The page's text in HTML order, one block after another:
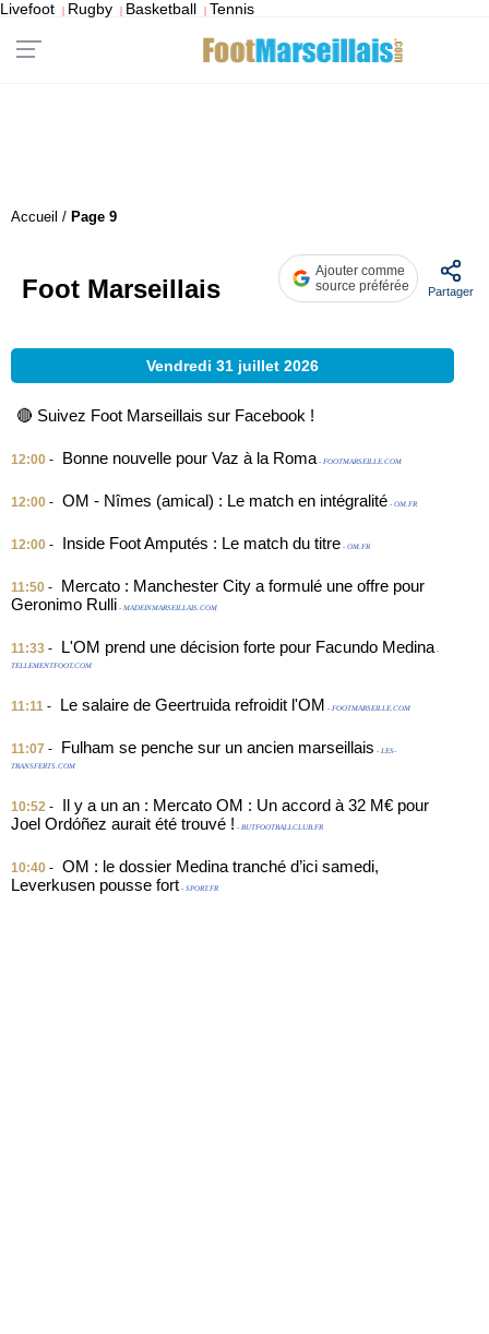
Livefoot | Rugby | Basketball | Tennis
Accueil / Page 9
Foot Marseillais
Ajouter comme
source préférée
Partager
Vendredi 31 juillet 2026
🔴 Suivez Foot Marseillais sur Facebook !
12:00 - Bonne nouvelle pour Vaz à la Roma- FOOTMARSEILLE.COM
12:00 - OM - Nîmes (amical) : Le match en intégralité - OM.FR
12:00 - Inside Foot Amputés : Le match du titre - OM.FR
11:50 -
Mercato : Manchester City a formulé une offre pour
Geronimo Rulli - MADEINMARSEILLAIS.COM
11:33 - L'OM prend une décision forte pour Facundo Medina-
TELLEMENTFOOT.COM
11:11 - Le salaire de Geertruida refroidit l'OM - FOOTMARSEILLE.COM
11:07 - Fulham se penche sur un ancien marseillais - LES-
TRANSFERTS.COM
10:52 -
Il y a un an : Mercato OM : Un accord à 32 M€ pour
Joel Ordóñez aurait été trouvé ! - BUTFOOTBALLCLUB.FR
10:40 - OM : le dossier Medina tranché d’ici samedi,
Leverkusen pousse fort - SPORT.FR